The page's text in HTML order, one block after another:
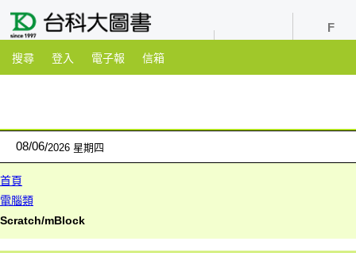
搜尋 登入 電子報 信箱
08/06 2026 星期四
首頁
電腦類
Scratch/mBlock